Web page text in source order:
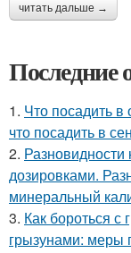
читать дальше →
Последние
1. Что посадить
что посадить в
2.
дозировками.
минеральный
3. Как бороться с
грызунами: меры